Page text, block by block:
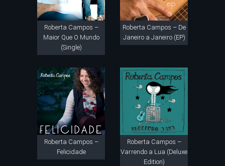
Roberta Campos –
Maior Que O Mundo
(Single)
Roberta Campos – De
Janeiro a Janeiro (EP)
Roberta Campos –
Felicidade
Roberta Campos –
Varrendo a Lua (Deluxe
Edition)